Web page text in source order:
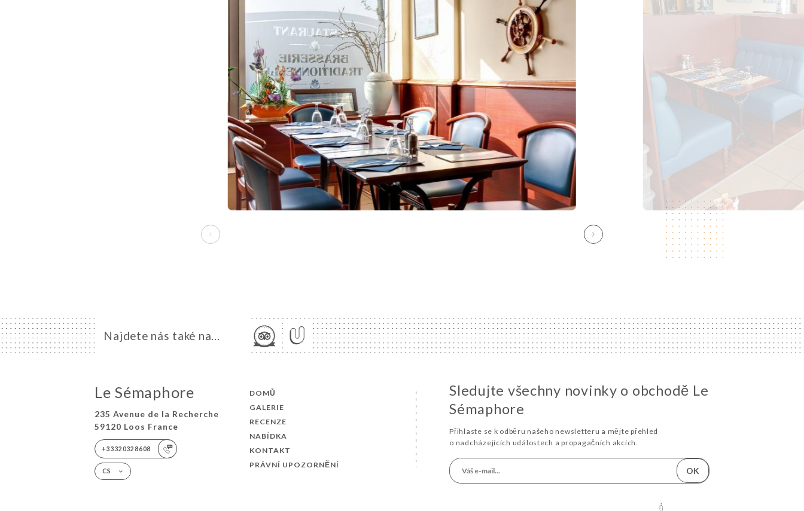
Najdete nás také na...
Le Sémaphore
235 Avenue de la Recherche
59120 Loos France
+33320328608
CS
DOMŮ
GALERIE
RECENZE
NABÍDKA
KONTAKT
PRÁVNÍ UPOZORNĚNÍ
Sledujte všechny novinky o obchodě Le
Sémaphore
Přihlaste se k odběru našeho newsletteru a mějte přehled
o nadcházejících událostech a propagačních akcích.
OK